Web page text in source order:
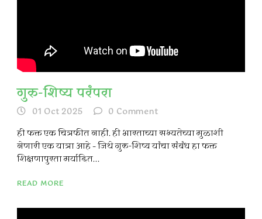
गुरु-शिष्य परंपरा
01 Oct 2025 0 Comment
ही फक्त एक चित्रफीत नाही. ही भारताच्या सभ्यतेच्या मुळाशी
नेणारी एक यात्रा आहे – जिथे गुरु-शिष्य यांचा संबंध हा फक्त
शिक्षणापुरता मर्यादित...
READ MORE